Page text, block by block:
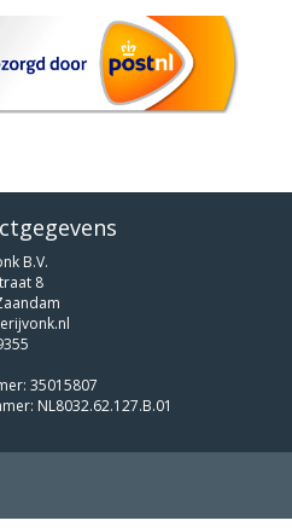
B.V.
8
35015807
NL8032.62.127.B.01